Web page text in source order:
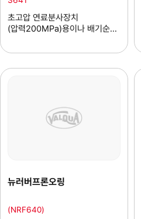
초고압 연료분사장치
(압력200MPa)용이나 배기순환
뉴러버프론오링
(NRF640)